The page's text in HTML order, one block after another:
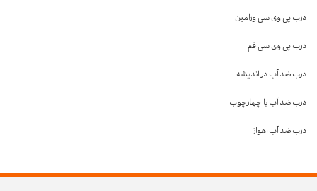
درب پی وی سی ورامین
درب پی وی سی قم
درب ضد آب در اندیشه
درب ضد آب با چهارچوب
درب ضد آب اهواز